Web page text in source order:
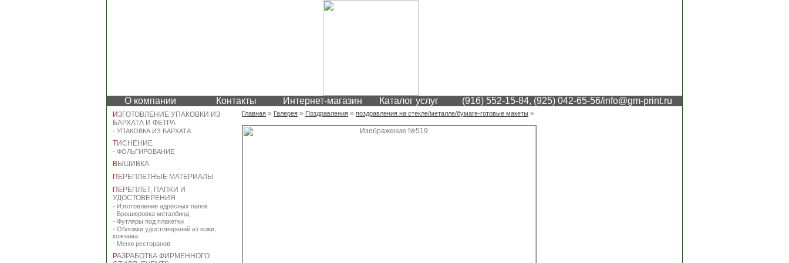
О компании Контакты Интернет-магазин Каталог услуг (916) 552-15-84, (925) 042-65-56/info@gm-print.ru
ИЗГОТОВЛЕНИЕ УПАКОВКИ ИЗ
БАРХАТА И ФЕТРА
- УПАКОВКА ИЗ БАРХАТА
ТИСНЕНИЕ
- ФОЛЬГИРОВАНИЕ
ВЫШИВКА
П ЕРЕПЛЕТНЫЕ МАТЕРИАЛЫ
П ЕРЕПЛЕТ, ПАПКИ И
УДОСТОВЕРЕНИЯ
- Изготовление адресных папок
- Брошюровка металбинд
- Футляры под плакетки
- Обложки удостоверений из кожи,
кожзама
- Меню ресторанов
РАЗРАБОТКА ФИРМЕННОГО
Главная » Галерея » Поздравления » поздравления на стекле/металле/бумаге-готовые макеты »